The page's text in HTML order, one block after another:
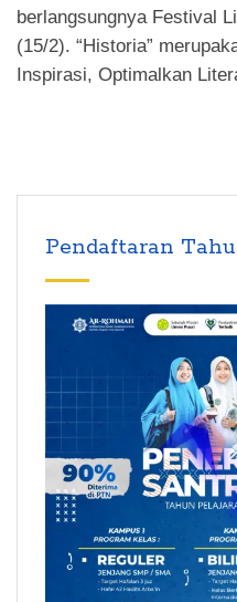
berlangsungnya Festival
(15/2). “Historia”
Inspirasi, Optimalkan
Pendaftaran